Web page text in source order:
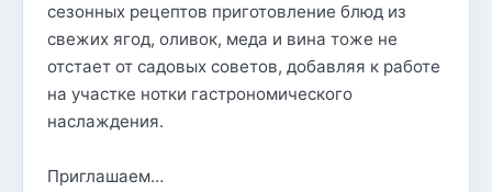
сезонных рецептов приготовление блюд из
свежих ягод, оливок, меда и вина тоже не
отстает от садовых советов, добавляя к работе
на участке нотки гастрономического
наслаждения.
Приглашаем…